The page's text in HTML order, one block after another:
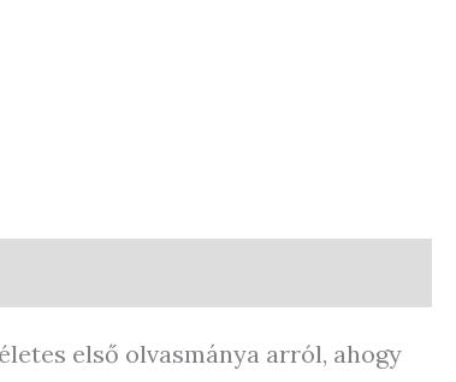
első olvasmánya arról, ahogy